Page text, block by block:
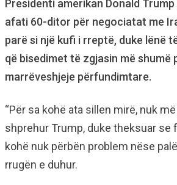
Presidenti amerikan Donald
afati 60-ditor për negociatat me
parë si një kufi i rreptë, duke lënë
që bisedimet të zgjasin më shumë
marrëveshjeje përfundimtare.
“Për sa kohë ata sillen mirë, nuk
shprehur Trump, duke theksuar se
kohë nuk përbën problem nëse
rrugën e duhur.